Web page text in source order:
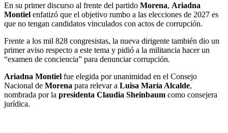
En su primer discurso al frente del partido Morena, Ariadna
Montiel enfatizó que el objetivo rumbo a las elecciones de 2027 es
que no tengan candidatos vinculados con actos de corrupción.
Frente a los mil 828 congresistas, la nueva dirigente también dio un
primer aviso respecto a este tema y pidió a la militancia hacer un
“examen de conciencia” para denunciar corrupción.
Ariadna Montiel fue elegida por unanimidad en el Consejo
Nacional de Morena para relevar a Luisa María Alcalde,
nombrada por la presidenta Claudia Sheinbaum como consejera
jurídica.